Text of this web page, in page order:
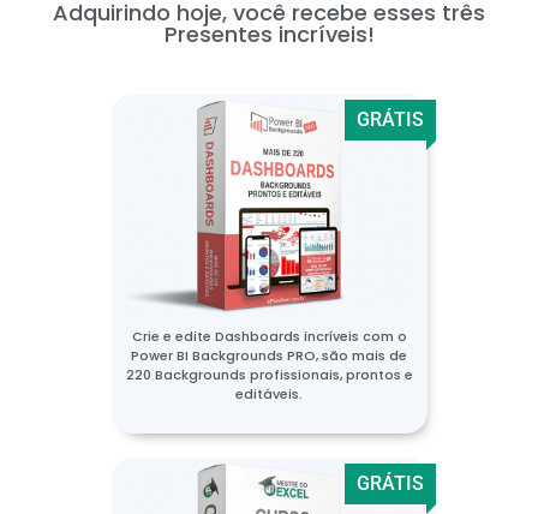
Adquirindo hoje, você recebe esses três
Presentes incríveis!
GRÁTIS
Crie e edite Dashboards incríveis com o
Power BI Backgrounds PRO, são mais de
220 Backgrounds profissionais, prontos e
editáveis.
GRÁTIS